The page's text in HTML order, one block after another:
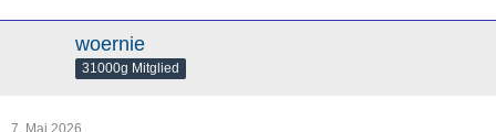
woernie
31000g Mitglied
7. Mai 2026